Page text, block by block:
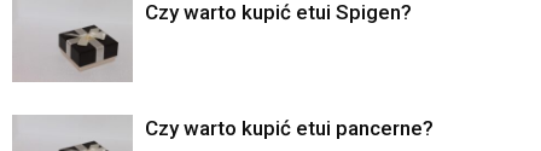
Czy warto kupić etui Spigen?
Czy warto kupić etui pancerne?